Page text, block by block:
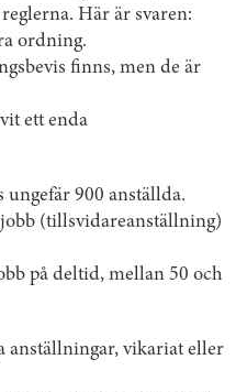
Här är svaren:
ordning.
finns, men de är
ett enda
ungefär 900 anställda.
jobb (tillsvidareanställning)
på deltid, mellan 50 och
anställningar, vikariat eller